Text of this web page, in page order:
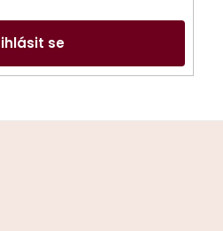
se